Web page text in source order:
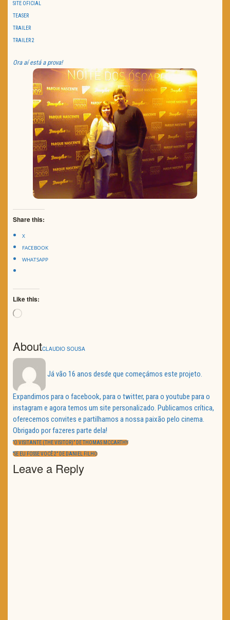
SITE OFICIAL
TEASER
TRAILER
TRAILER 2
Ora aí está a prova!
Share this:
X
FACEBOOK
WHATSAPP
Like this:
Loading…
AboutCLAUDIO SOUSA
Já vão 16 anos desde que começámos este projeto.
Expandimos para o facebook, para o twitter, para o youtube para o
instagram e agora temos um site personalizado. Publicamos crítica,
oferecemos convites e partilhamos a nossa paixão pelo cinema.
Obrigado por fazeres parte dela!
Navegação
de
artigos
PREVIOUS
“O VISITANTE (THE VISITOR)” DE THOMAS MCCARTHY
NEXT
“SE EU FOSSE VOCÊ 2” DE DANIEL FILHO
Leave a Reply